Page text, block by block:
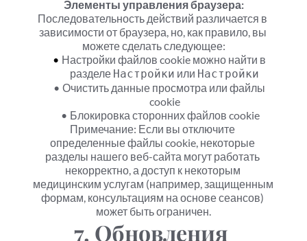
Элементы управления браузера:
Последовательность действий различается в
зависимости от браузера, но, как правило, вы
можете сделать следующее:
Настройки файлов cookie можно найти в
разделе Настройки или Настройки
Очистить данные просмотра или файлы
cookie
Блокировка сторонних файлов cookie
Примечание: Если вы отключите
определенные файлы cookie, некоторые
разделы нашего веб-сайта могут работать
некорректно, а доступ к некоторым
медицинским услугам (например, защищенным
формам, консультациям на основе сеансов)
может быть ограничен.
7. Обновления